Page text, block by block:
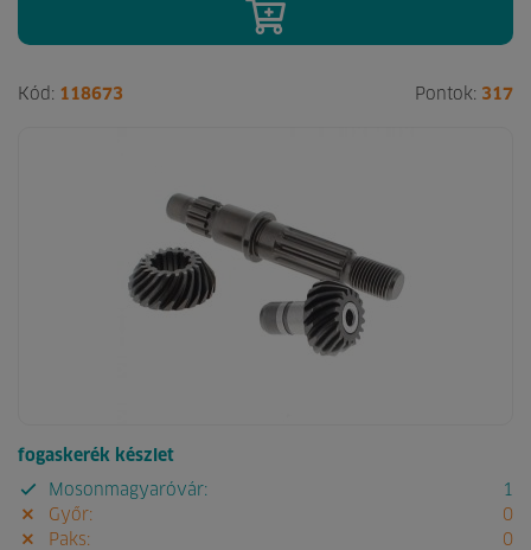
Kód: 118673 Pontok: 317
fogaskerék készlet
Mosonmagyaróvár:
1
Győr:
0
Paks:
0